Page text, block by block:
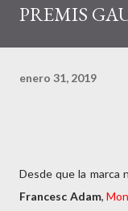
PREMIS
enero 31, 2019
Desde que la marca
Francesc Adam,